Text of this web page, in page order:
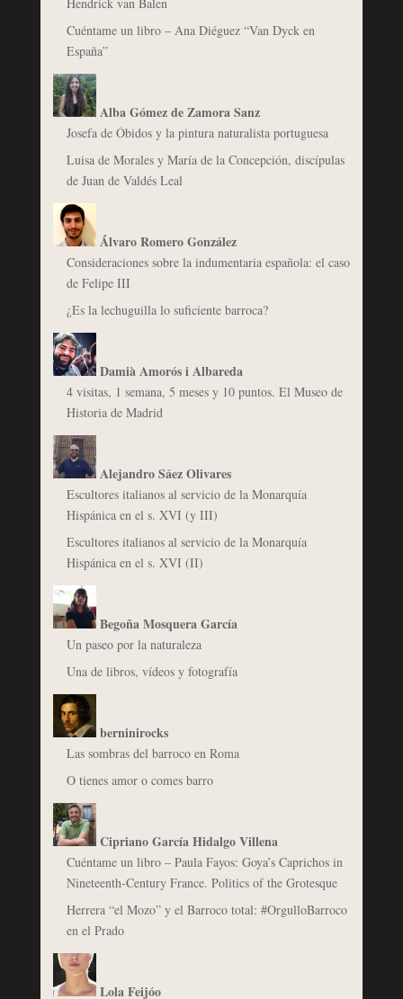
Cuéntame un libro – Ana Diéguez “Van Dyck en
España”
Alba Gómez de Zamora Sanz
Josefa de Óbidos y la pintura naturalista portuguesa
Luisa de Morales y María de la Concepción, discípulas
de Juan de Valdés Leal
Álvaro Romero González
Consideraciones sobre la indumentaria española: el caso
de Felipe III
¿Es la lechuguilla lo suficiente barroca?
Damià Amorós i Albareda
4 visitas, 1 semana, 5 meses y 10 puntos. El Museo de
Historia de Madrid
Alejandro Sáez Olivares
Escultores italianos al servicio de la Monarquía
Hispánica en el s. XVI (y III)
Escultores italianos al servicio de la Monarquía
Hispánica en el s. XVI (II)
Begoña Mosquera García
Un paseo por la naturaleza
Una de libros, vídeos y fotografía
berninirocks
Las sombras del barroco en Roma
O tienes amor o comes barro
Cipriano García Hidalgo Villena
Cuéntame un libro – Paula Fayos: Goya’s Caprichos in
Nineteenth-Century France. Politics of the Grotesque
Herrera “el Mozo” y el Barroco total: #OrgulloBarroco
en el Prado
Lola Feijóo